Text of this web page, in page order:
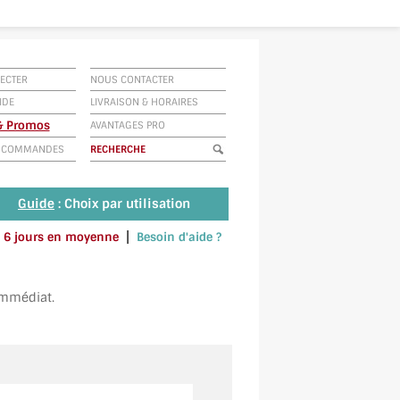
NOUS CONTACTER
LIVRAISON & HORAIRES
Promos
AVANTAGES PRO
Guide : Choix par utilisation
6 jours en moyenne| Besoin d'aide ?